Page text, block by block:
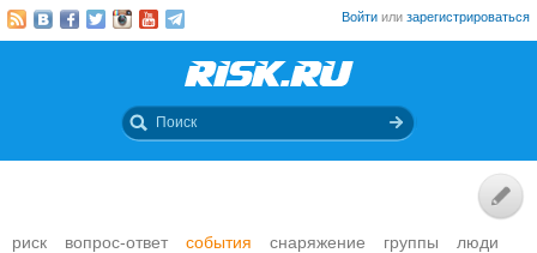
Войти или зарегистрироваться
риск вопрос-ответ события снаряжение группы
люди